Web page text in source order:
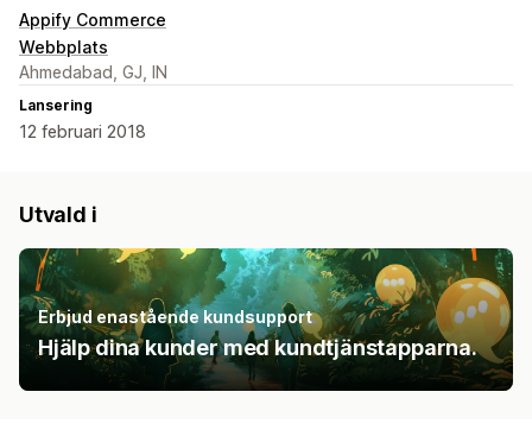
Appify Commerce
Webbplats
Ahmedabad, GJ, IN
Lansering
12 februari 2018
Utvald i
Erbjud enastående kundsupport
Hjälp dina kunder med kundtjänstapparna.